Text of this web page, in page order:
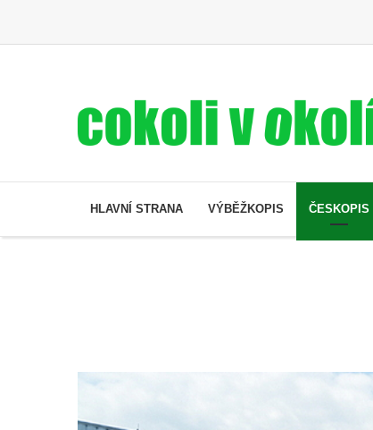
HLAVNÍ STRANA VÝBĚŽKOPIS ČESKOPIS